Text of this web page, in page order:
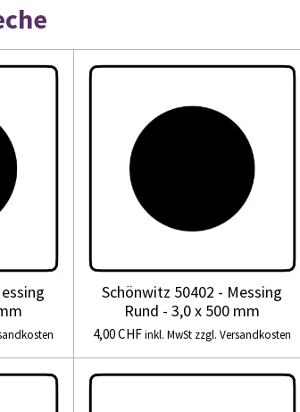
Schönwitz 50402 - Messing
Rund - 3,0 x 500 mm
4,00 CHFinkl. MwSt zzgl. Versandkosten